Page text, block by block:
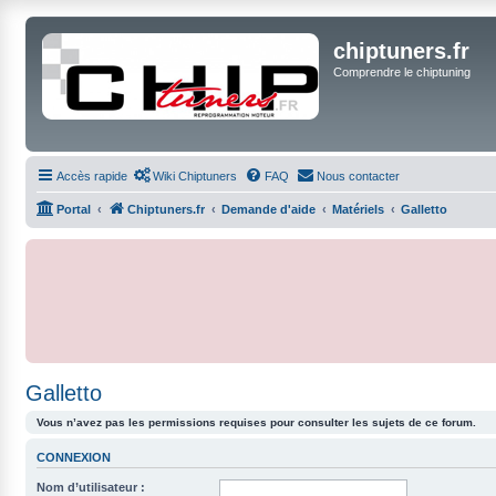
chiptuners.fr
Comprendre le chiptuning
Accès rapide Wiki Chiptuners FAQ Nous contacter
Portal Chiptuners.fr Demande d'aide Matériels Galletto
Galletto
Vous n’avez pas les permissions requises pour consulter les sujets de ce forum.
CONNEXION
Nom d’utilisateur :